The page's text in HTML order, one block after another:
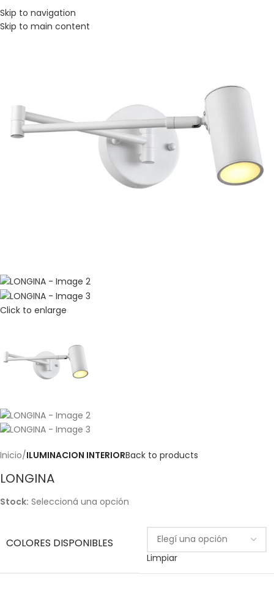
Skip to navigation
Skip to main content
Click to enlarge
Inicio ILUMINACION INTERIORBack to products
LONGINA
Stock: Seleccioná una opción
COLORES DISPONIBLES
Limpiar